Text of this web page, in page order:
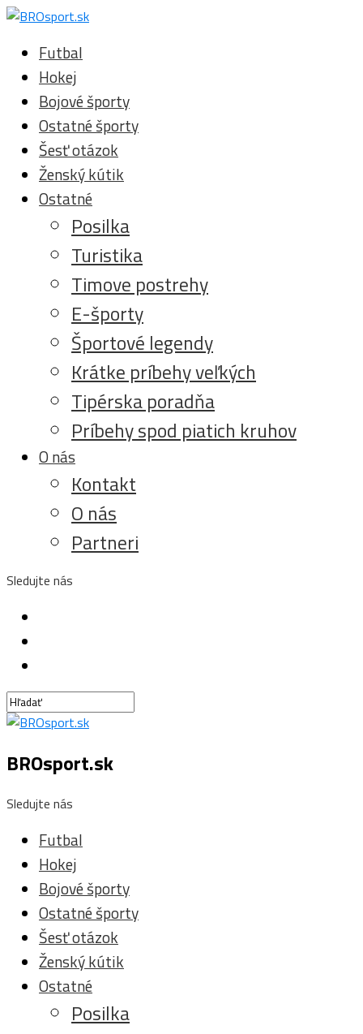
Futbal
Hokej
Bojové športy
Ostatné športy
Šesť otázok
Ženský kútik
Ostatné
Posilka
Turistika
Timove postrehy
E-športy
Športové legendy
Krátke príbehy veľkých
Tipérska poradňa
Príbehy spod piatich kruhov
O nás
Kontakt
O nás
Partneri
Sledujte nás
BROsport.sk
Sledujte nás
Futbal
Hokej
Bojové športy
Ostatné športy
Šesť otázok
Ženský kútik
Ostatné
Posilka